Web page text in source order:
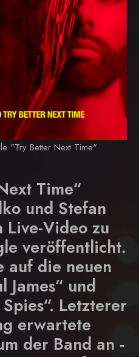
"Try Better Next Time"
Time“
und Stefan
Live-Video zu
veröffentlicht.
auf die neuen
James“ und
Letzterer
erwartete
der Band an -